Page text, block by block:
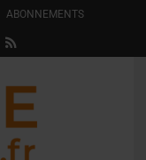
ABONNEMENTS